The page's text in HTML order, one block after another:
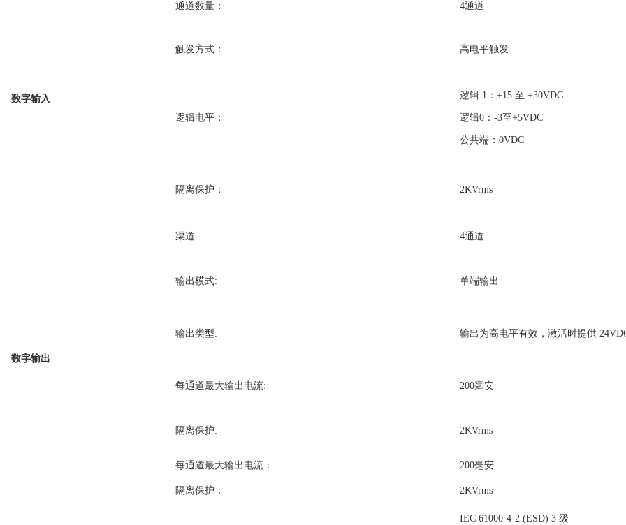
数字输入
通道数量： 4通道
触发方式： 高电平触发
逻辑电平：
逻辑 1：+15 至 +30VDC
逻辑0：-3至+5VDC
公共端：0VDC
隔离保护： 2KVrms
数字输出
渠道: 4通道
输出模式: 单端输出
输出类型: 输出为高电平有效，激活时提供
每通道最大输出电流: 200毫安
隔离保护: 2KVrms
每通道最大输出电流： 200毫安
隔离保护： 2KVrms
IEC 61000-4-2 (ESD) 3 级